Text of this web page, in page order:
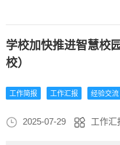
学校加快推进智慧校
校）
工作简报 工作汇报 经验交流
2025-07-29 工作汇